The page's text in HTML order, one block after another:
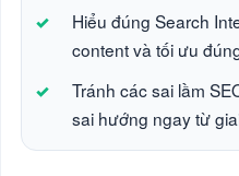
Hiểu đúng Search
content và tối ưu
Tránh các sai lầm
sai hướng ngay từ